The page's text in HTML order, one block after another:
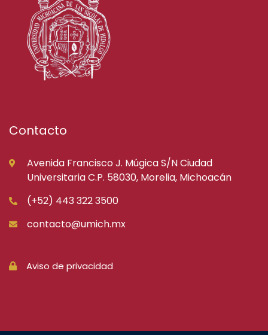
Contacto
Avenida Francisco J. Múgica S/N Ciudad
Universitaria C.P. 58030, Morelia, Michoacán
(+52) 443 322 3500
contacto@umich.mx
Aviso de privacidad